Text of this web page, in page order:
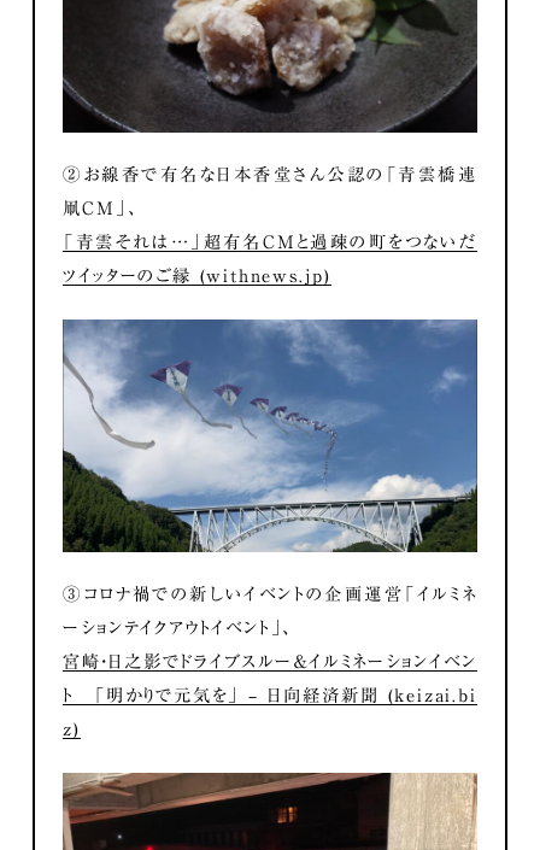
②お線香で有名な日本香堂さん公認の「青雲橋連
凧CM」、
「青雲それは…」超有名CMと過疎の町をつないだ
ツイッターのご縁 (withnews.jp)
③コロナ禍での新しいイベントの企画運営「イルミネ
ーションテイクアウトイベント」、
宮崎・日之影でドライブスルー＆イルミネーションイベン
ト 「明かりで元気を」 – 日向経済新聞 (keizai.bi
z)